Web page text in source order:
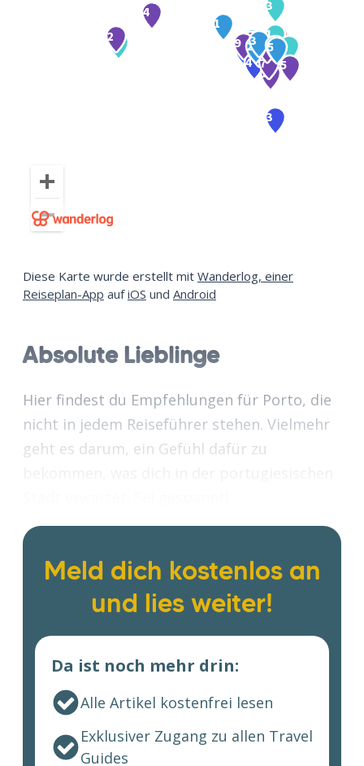
Diese Karte wurde erstellt mit Wanderlog, einer
Reiseplan-App aufiOS und Android
Absolute Lieblinge
Hier findest du Empfehlungen für Porto, die
nicht in jedem Reiseführer stehen. Vielmehr
geht es darum, ein Gefühl dafür zu
Meld dich kostenlos an
und lies weiter!
Da ist noch mehr drin:
Alle Artikel kostenfrei lesen
Exklusiver Zugang zu allen Travel
Guides